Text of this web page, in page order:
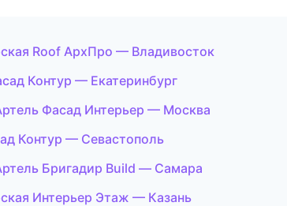
Roof АрхПро — Владивосток
Контур — Екатеринбург
Фасад Интерьер — Москва
Контур — Севастополь
Бригадир Build — Самара
Интерьер Этаж — Казань